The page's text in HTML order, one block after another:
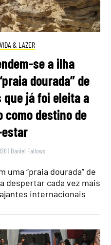
VIDA & LAZER
se a ilha
dourada” de
já foi eleita a
como destino de
| Daniel Fallows
uma “praia dourada” de
despertar cada vez mais
internacionais